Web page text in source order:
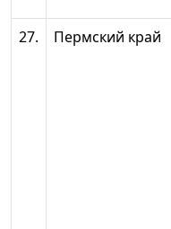
27. Пермский край